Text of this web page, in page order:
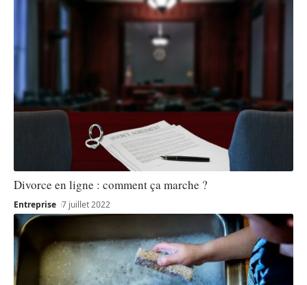
Divorce en ligne : comment ça marche ?
Entreprise 7 juillet 2022